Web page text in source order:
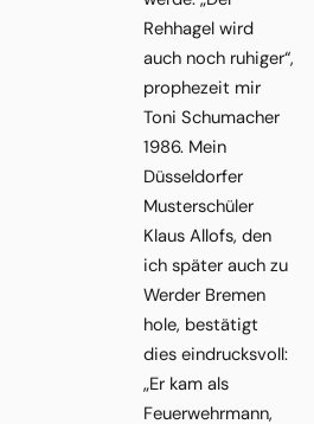
Rehhagel wird
auch noch ruhiger“,
prophezeit mir
Toni Schumacher
1986. Mein
Düsseldorfer
Musterschüler
Klaus Allofs, den
ich später auch zu
Werder Bremen
hole, bestätigt
dies eindrucksvoll:
„Er kam als
Feuerwehrmann,